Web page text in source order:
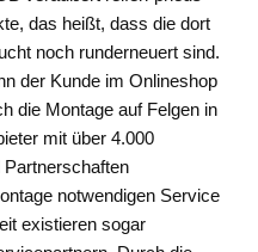
das heißt, dass die dort
noch runderneuert sind.
der Kunde im Onlineshop
die Montage auf Felgen in
mit über 4.000
notwendigen Service
existieren sogar